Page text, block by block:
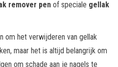
remover pen of speciale gellak
om het verwijderen van gellak
maar het is altijd belangrijk om
om schade aan je nagels te